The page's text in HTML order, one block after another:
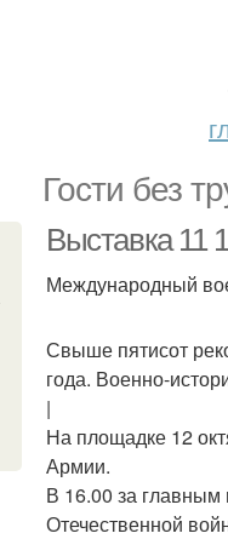
Гости без
Выставка
Международный
Свыше пятисот
года. Военно-
|
На площадке 12
Армии.
В 16.00 за
Отечественной